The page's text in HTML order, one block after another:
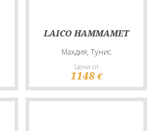
LAICO HAMMAMET
Махдия, Тунис
Цени от
1148 €